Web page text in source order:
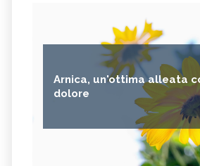
Arnica, un'ottima alleata
dolore